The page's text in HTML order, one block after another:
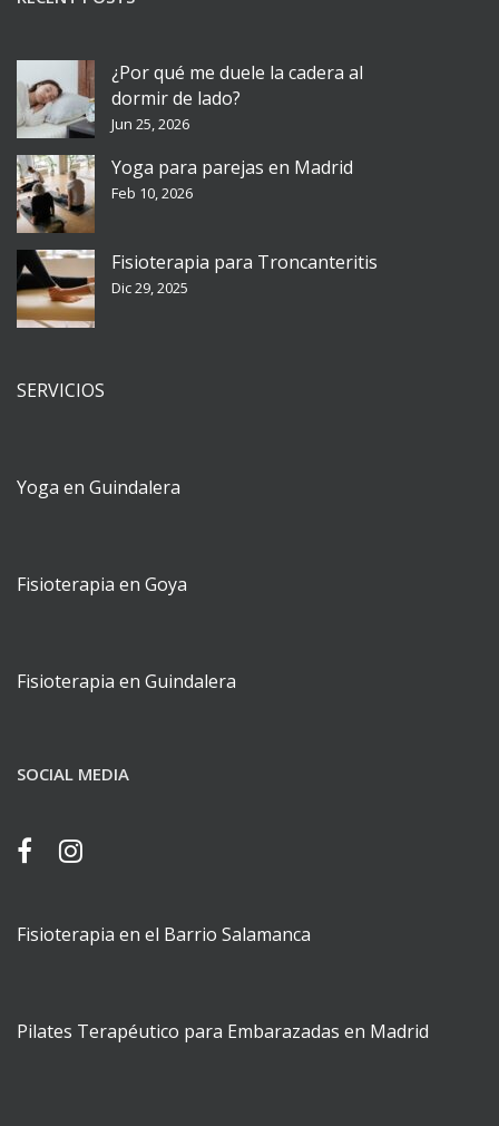
¿Por qué me duele la cadera al
dormir de lado?
Jun 25, 2026
Yoga para parejas en Madrid
Feb 10, 2026
Fisioterapia para Troncanteritis
Dic 29, 2025
SERVICIOS
Yoga en Guindalera
Fisioterapia en Goya
Fisioterapia en Guindalera
SOCIAL MEDIA
Fisioterapia en el Barrio Salamanca
Pilates Terapéutico para Embarazadas en Madrid